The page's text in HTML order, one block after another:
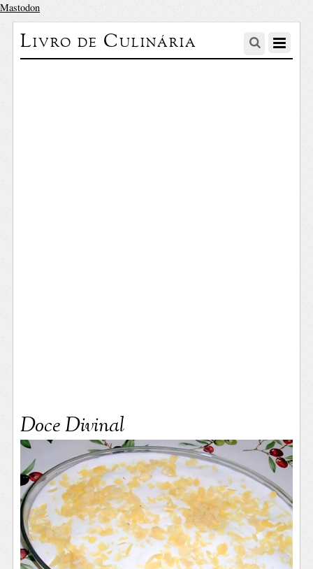
Mastodon
Livro de Culinária
Doce Divinal